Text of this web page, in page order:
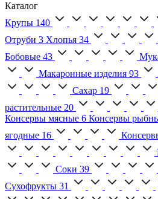
Каталог
Крупы 140
Отруби 3 Хлопья 34
Бобовые 43
Макаронные изделия 93
Сахар 19
растительные 20
Консервы мясные 6 Консервы
ягодные 16
Соки 39
Сухофрукты 31